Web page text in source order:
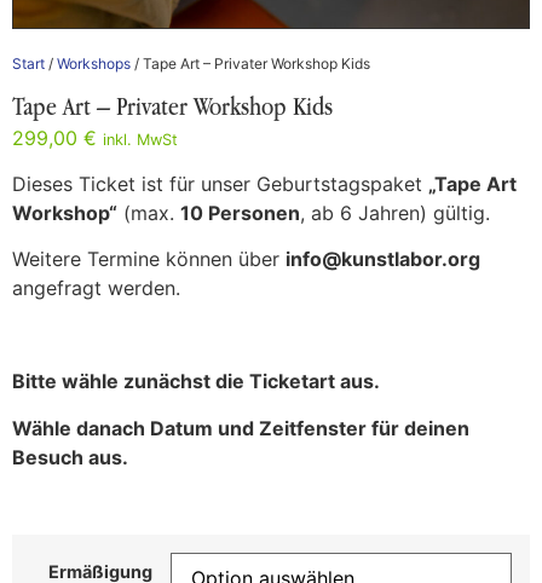
Start / Workshops / Tape Art – Privater Workshop Kids
Tape Art – Privater Workshop Kids
299,00 € inkl. MwSt
Dieses Ticket ist für unser Geburtstagspaket „Tape Art
Workshop“ (max. 10 Personen, ab 6 Jahren) gültig.
Weitere Termine können über info@kunstlabor.org
angefragt werden.
Bitte wähle zunächst die Ticketart aus.
Wähle danach Datum und Zeitfenster für deinen
Besuch aus.
Ermäßigung